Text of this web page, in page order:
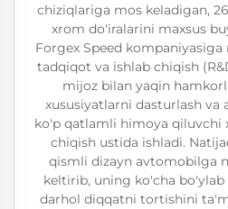
chiziqlariga mos keladigan,
xrom do'iralarini maxsus
Forgex Speed
tadqiqot va ishlab chiqish
mijoz bilan yaqin
xususiyatlarni dasturlash va
ko'p qatlamli himoya qiluvchi
chiqish ustida ishladi.
qismli dizayn avtomobilga
keltirib, uning ko'cha
darhol diqqatni tortishini